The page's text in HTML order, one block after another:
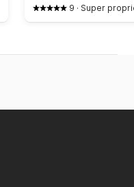
9 · Super